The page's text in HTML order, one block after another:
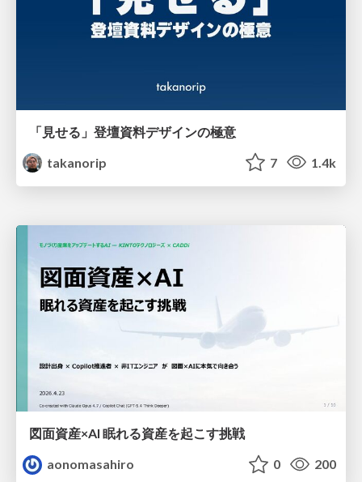
「見せる」登壇資料デザインの極意
takanorip
7 1.4k
図面資産×AI 眠れる資産を起こす挑戦
aonomasahiro
0 200